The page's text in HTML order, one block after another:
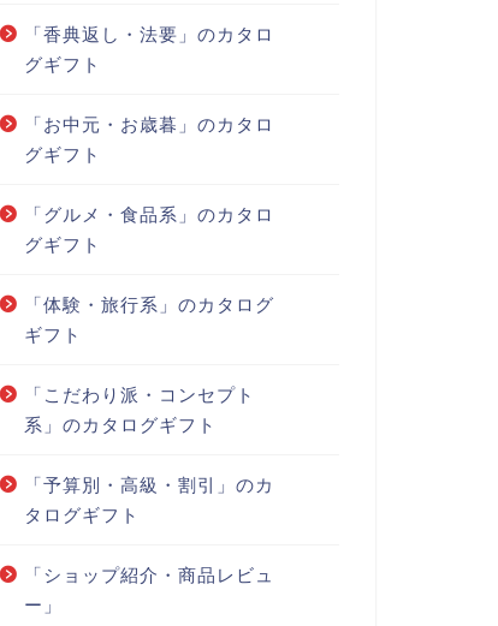
「香典返し・法要」のカタロ
グギフト
「お中元・お歳暮」のカタロ
グギフト
「グルメ・食品系」のカタロ
グギフト
「体験・旅行系」のカタログ
ギフト
「こだわり派・コンセプト
系」のカタログギフト
「予算別・高級・割引」のカ
タログギフト
「ショップ紹介・商品レビュ
ー」